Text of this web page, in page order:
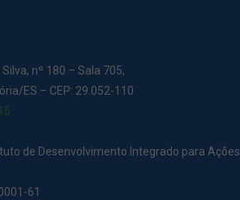
nº 180 – Sala 705,
ES – CEP: 29.052-110
de Desenvolvimento Integrado para Ações
61